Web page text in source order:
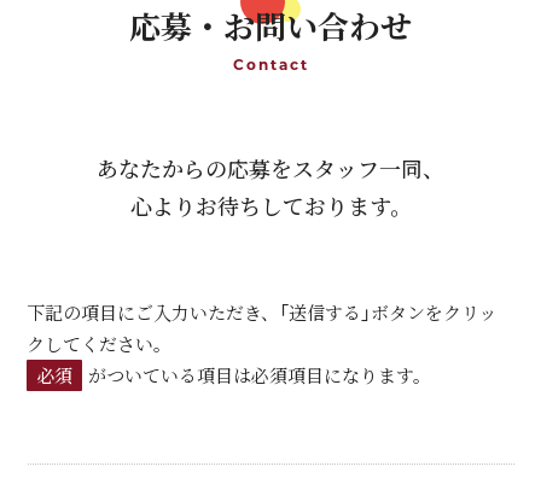
応募・お問い合わせ
Contact
あなたからの応募をスタッフ一同、
心よりお待ちしております。
下記の項目にご入力いただき、「送信する」ボタンをクリッ
クしてください。
必須
がついている項目は必須項目になります。